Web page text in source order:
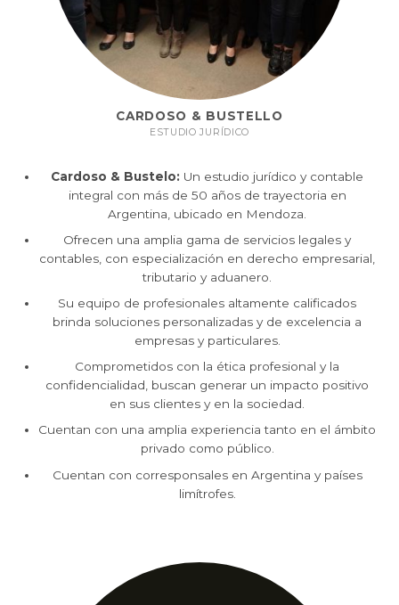
CARDOSO & BUSTELLO
ESTUDIO JURÍDICO
Cardoso & Bustelo: Un estudio jurídico y contable
integral con más de 50 años de trayectoria en
Argentina, ubicado en Mendoza.
Ofrecen una amplia gama de servicios legales y
contables, con especialización en derecho empresarial,
tributario y aduanero.
Su equipo de profesionales altamente calificados
brinda soluciones personalizadas y de excelencia a
empresas y particulares.
Comprometidos con la ética profesional y la
confidencialidad, buscan generar un impacto positivo
en sus clientes y en la sociedad.
Cuentan con una amplia experiencia tanto en el ámbito
privado como público.
Cuentan con corresponsales en Argentina y países
limítrofes.